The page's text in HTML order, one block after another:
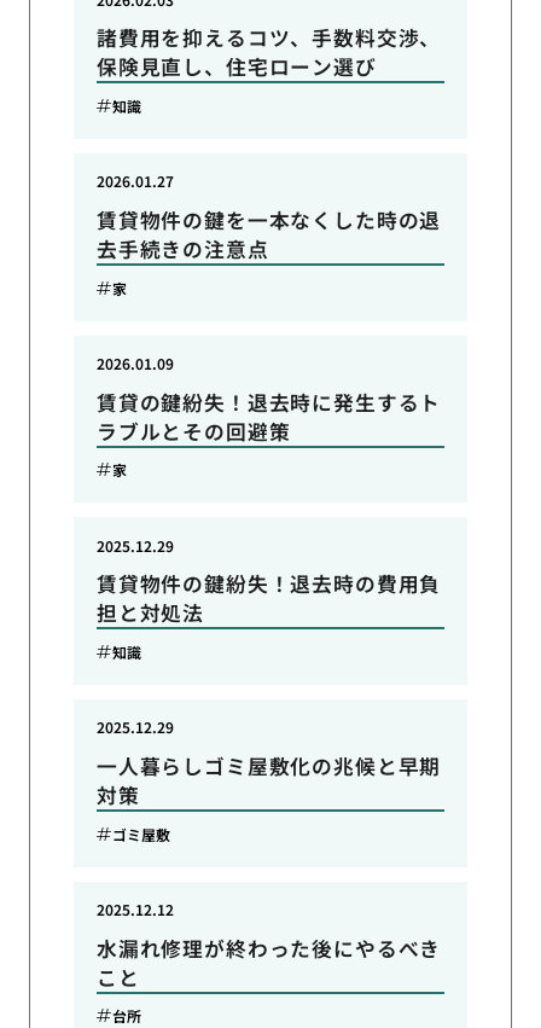
諸費用を抑えるコツ、手数料交渉、
保険見直し、住宅ローン選び
知識
賃貸物件の鍵を一本なくした時の退
去手続きの注意点
2026.01.27
家
賃貸の鍵紛失！退去時に発生するト
ラブルとその回避策
2026.01.09
家
賃貸物件の鍵紛失！退去時の費用負
担と対処法
2025.12.29
知識
一人暮らしゴミ屋敷化の兆候と早期
対策
2025.12.29
ゴミ屋敷
水漏れ修理が終わった後にやるべき
こと
2025.12.12
台所